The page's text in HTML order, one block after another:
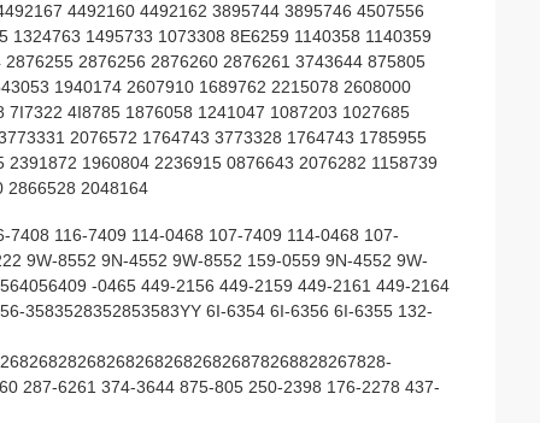
4492160 4492162 3895744 3895746 4507556
1495733 1073308 8E6259 1140358 1140359
2876256 2876260 2876261 3743644 875805
1940174 2607910 1689762 2215078 2608000
4I8785 1876058 1241047 1087203 1027685
2076572 1764743 3773328 1764743 1785955
1960804 2236915 0876643 2076282 1158739
2866528 2048164
116-7409 114-0468 107-7409 114-0468 107-
9W-8552 9N-4552 9W-8552 159-0559 9N-4552 9W-
-0465 449-2156 449-2159 449-2161 449-2164
3583528352853583YY 6I-6354 6I-6356 6I-6355 132-
287-6261 374-3644 875-805 250-2398 176-2278 437-